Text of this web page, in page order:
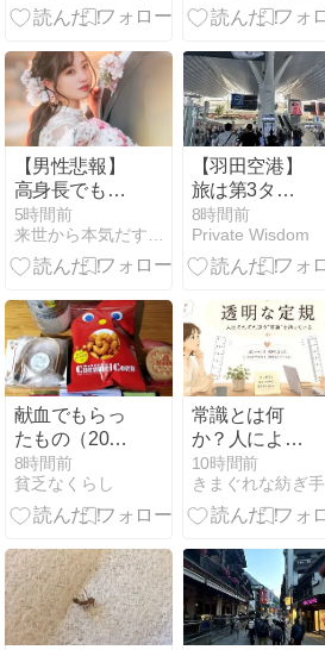
【男性悲報】
高身長でも婚
活で有利と限
らず。
5時間前
来世から本気だす速報
【羽田空港】
旅は第3ター
ミナル「TIAT
ラウンジ」の
朝ビールから
げと焼きそば
で整える出発
前のひととき
8時間前
Private Wisdom
献血でもらっ
たもの（2026
年8月）
8時間前
貧乏なくらし
常識とは何
か？人によっ
て違う「普
通」を擦り合
わせる4つの
10時間前
きまぐれな紡ぎ手